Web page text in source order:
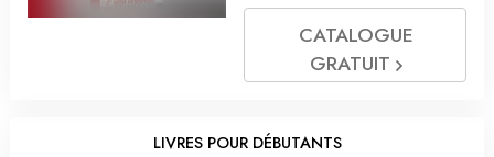
CATALOGUE
GRATUIT
LIVRES POUR DÉBUTANTS